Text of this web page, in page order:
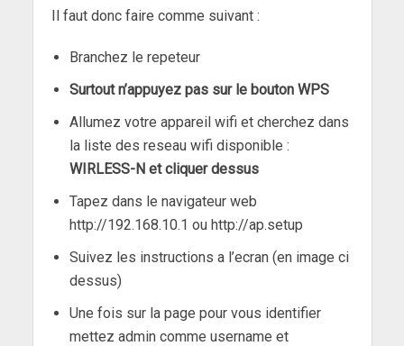
Il faut donc faire comme suivant :
Branchez le repeteur
Surtout n’appuyez pas sur le bouton WPS
Allumez votre appareil wifi et cherchez dans
la liste des reseau wifi disponible :
WIRLESS-N et cliquer dessus
Tapez dans le navigateur web
http://192.168.10.1 ou http://ap.setup
Suivez les instructions a l’ecran (en image ci
dessus)
Une fois sur la page pour vous identifier
mettez admin comme username et